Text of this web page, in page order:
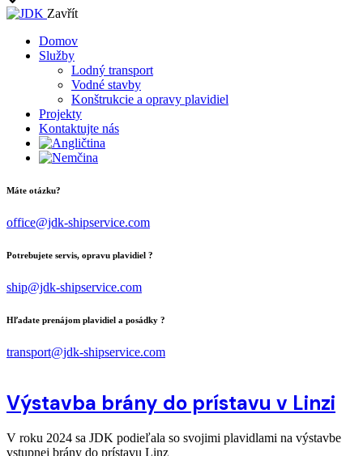
Zavřít
Domov
Služby
Lodný transport
Vodné stavby
Konštrukcie a opravy plavidiel
Projekty
Kontaktujte nás
Máte otázku?
office@jdk-shipservice.com
Potrebujete servis, opravu plavidiel ?
ship@jdk-shipservice.com
Hľadate prenájom plavidiel a posádky ?
transport@jdk-shipservice.com
Výstavba brány do prístavu v Linzi
V roku 2024 sa JDK podieľala so svojimi plavidlami na výstavbe
vstupnej brány do prístavu Linz